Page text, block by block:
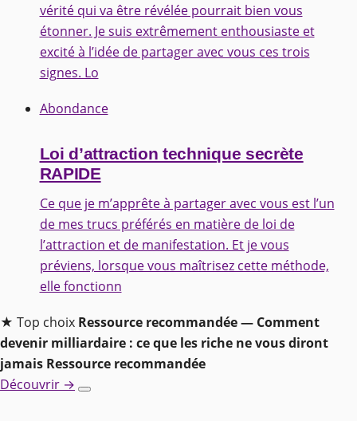
vérité qui va être révélée pourrait bien vous
étonner. Je suis extrêmement enthousiaste et
excité à l’idée de partager avec vous ces trois
signes. Lo
Abondance
Loi d’attraction technique secrète
RAPIDE
Ce que je m’apprête à partager avec vous est l’un
de mes trucs préférés en matière de loi de
l’attraction et de manifestation. Et je vous
préviens, lorsque vous maîtrisez cette méthode,
elle fonctionn
★ Top choix Ressource recommandée — Comment
devenir milliardaire : ce que les riche ne vous diront
jamais Ressource recommandée
Découvrir →